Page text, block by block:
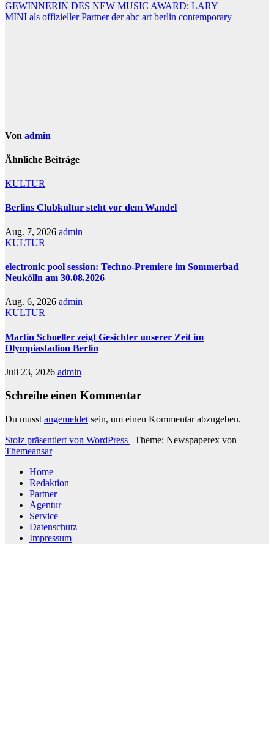
Beitragsnavigation
GEWINNERIN DES NEW MUSIC AWARD: LARY
MINI als offizieller Partner der abc art berlin contemporary
Von admin
Ähnliche Beiträge
KULTUR
Berlins Clubkultur steht vor dem Wandel
Aug. 7, 2026 admin
KULTUR
electronic pool session: Techno-Premiere im Sommerbad
Neukölln am 30.08.2026
Aug. 6, 2026 admin
KULTUR
Martin Schoeller zeigt Gesichter unserer Zeit im
Olympiastadion Berlin
Juli 23, 2026 admin
Schreibe einen Kommentar
Du musst angemeldet sein, um einen Kommentar abzugeben.
Stolz präsentiert von WordPress | Theme: Newspaperex von
Themeansar
Home
Redaktion
Partner
Agentur
Service
Datenschutz
Impressum